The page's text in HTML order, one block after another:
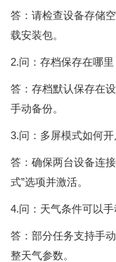
答：请检查设备存储
载安装包。
2.问：存档保存在哪里
答：存档默认保存在
手动备份。
3.问：多屏模式如何开
答：确保两台设备连
式”选项并激活。
4.问：天气条件可以手
答：部分任务支持手
整天气参数。